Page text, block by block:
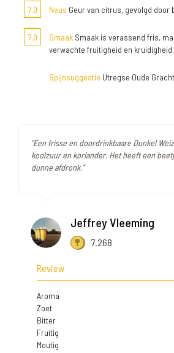
7,0 Neus Geur van citrus, gevolgd door
7,0 Smaak Smaak is verassend fris,
verwachte fruitigheid en kruidigheid.
Spijssuggestie Utregse Oude
"Een frisse en doordrinkbaare Dunkel
koolzuur en koriander. Het heeft een
dunne afdronk."
Jeffrey Vleeming
7.268
Review
Aroma
Zoet
Bitter
Fruitig
Moutig